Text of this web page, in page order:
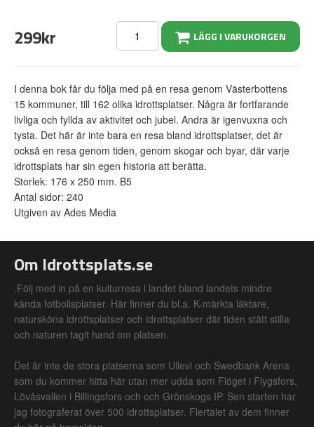
299kr LÄGG I VARUKORGEN
I denna bok får du följa med på en resa genom Västerbottens
15 kommuner, till 162 olika idrottsplatser. Några är fortfarande
livliga och fyllda av aktivitet och jubel. Andra är igenvuxna och
tysta. Det här är inte bara en resa bland idrottsplatser, det är
också en resa genom tiden, genom skogar och byar, där varje
idrottsplats har sin egen historia att berätta.
Storlek: 176 x 250 mm. B5
Antal sidor: 240
Utgiven av Ades Media
Om Idrottsplats.se
.Följ med in på en kulturresa i landet bland landets mindre
kända fotbollsplatser. Här finner du bl.a. K-märkta läktare,
natursköna idrottsplatser och idrottsplatser där tiden stått stilla
och naturen tagit hand om platsen.
Det är inte de stora platserna som Ullevi och Swedbank Arena
som du kommer hitta här utan mer udda som Flöget i Flygsfors,
Lövåsvallen i Billingsfors och och Grönskogs IP. Sen starten har
jag fotograferat över 500 idrottsplatser. Flertalet av dem finner